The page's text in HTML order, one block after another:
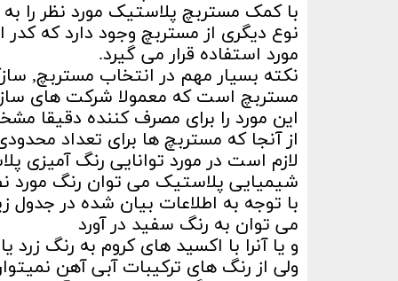
با کمک مستربچ پلاستیک مورد نظر را
نوع دیگری از مستربچ وجود دارد که
مورد استفاده قرار می گیرد.
نکته بسیار مهم در انتخاب مستربچ,
مستربچ است که معمولا شرکت های
این مورد را برای مصرف کننده دقیقا
از آنجا که مستربچ ها برای تعداد
لازم است در مورد توانایی رنگ آمیزی
شیمیایی پلاستیک می توان رنگ مورد
با توجه به اطلاعات بیان شده در جدول
می توان به رنگ سفید در آورد
و یا آنرا با اکسید های کروم به رنگ زرد
ولی از رنگ های ترکیبات آبی آهن